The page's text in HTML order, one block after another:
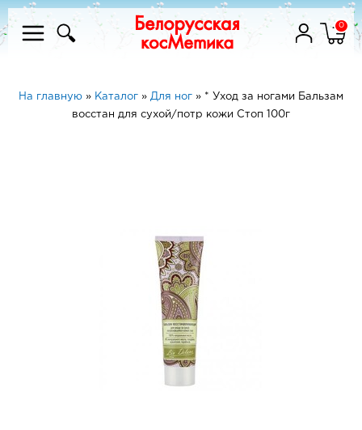
0
На главную » Каталог » Для ног » * Уход за ногами Бальзам
восстан для сухой/потр кожи Стоп 100г